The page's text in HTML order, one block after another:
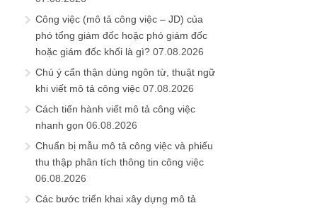
Công việc (mô tả công việc – JD) của
phó tổng giám đốc hoặc phó giám đốc
hoặc giám đốc khối là gì? 07.08.2026
Chú ý cẩn thận dùng ngôn từ, thuật ngữ
khi viết mô tả công việc 07.08.2026
Cách tiến hành viết mô tả công việc
nhanh gọn 06.08.2026
Chuẩn bị mẫu mô tả công việc và phiếu
thu thập phân tích thông tin công việc
06.08.2026
Các bước triển khai xây dựng mô tả